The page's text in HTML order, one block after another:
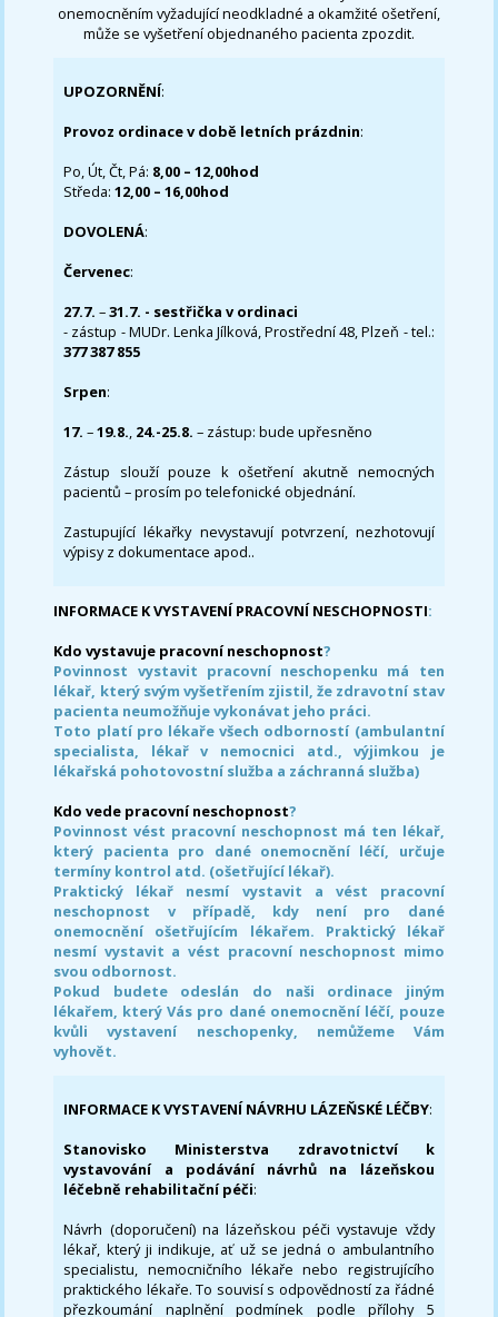
onemocněním vyžadující neodkladné a okamžité ošetření,
může se vyšetření objednaného pacienta zpozdit.
UPOZORNĚNÍ:
Provoz ordinace v době letních prázdnin:
Po, Út, Čt, Pá: 8,00 – 12,00hod
Středa:12,00 – 16,00hod
DOVOLENÁ:
Červenec:
27.7.–31.7. - sestřička v ordinaci
- zástup - MUDr. Lenka Jílková, Prostřední 48, Plzeň - tel.:
377 387 855
Srpen:
17. –19.8., 24.-25.8. – zástup: bude upřesněno
Zástup slouží pouze k ošetření akutně nemocných
pacientů – prosím po telefonické objednání.
Zastupující lékařky nevystavují potvrzení, nezhotovují
výpisy z dokumentace apod..
INFORMACE K VYSTAVENÍ PRACOVNÍ NESCHOPNOSTI:
Kdo vystavuje pracovní neschopnost?
Povinnost vystavit pracovní neschopenku má ten
lékař, který svým vyšetřením zjistil, že zdravotní stav
pacienta neumožňuje vykonávat jeho práci.
Toto platí pro lékaře všech odborností (ambulantní
specialista, lékař v nemocnici atd., výjimkou je
lékařská pohotovostní služba a záchranná služba)
Kdo vede pracovní neschopnost?
Povinnost vést pracovní neschopnost má ten lékař,
který pacienta pro dané onemocnění léčí, určuje
termíny kontrol atd. (ošetřující lékař).
Praktický lékař nesmí vystavit a vést pracovní
neschopnost v případě, kdy není pro dané
onemocnění ošetřujícím lékařem. Praktický lékař
nesmí vystavit a vést pracovní neschopnost mimo
svou odbornost.
Pokud budete odeslán do naši ordinace jiným
lékařem, který Vás pro dané onemocnění léčí, pouze
kvůli vystavení neschopenky, nemůžeme Vám
vyhovět.
INFORMACE K VYSTAVENÍ NÁVRHU LÁZEŇSKÉ LÉČBY:
Stanovisko Ministerstva zdravotnictví k
vystavování a podávání návrhů na lázeňskou
léčebně rehabilitační péči:
Návrh (doporučení) na lázeňskou péči vystavuje vždy
lékař, který ji indikuje, ať už se jedná o ambulantního
specialistu, nemocničního lékaře nebo registrujícího
praktického lékaře. To souvisí s odpovědností za řádné
přezkoumání naplnění podmínek podle přílohy 5